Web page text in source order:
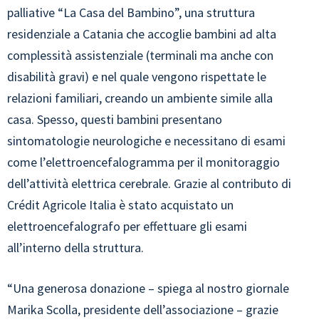
palliative “La Casa del Bambino”, una struttura
residenziale a Catania che accoglie bambini ad alta
complessità assistenziale (terminali ma anche con
disabilità gravi) e nel quale vengono rispettate le
relazioni familiari, creando un ambiente simile alla
casa. Spesso, questi bambini presentano
sintomatologie neurologiche e necessitano di esami
come l’elettroencefalogramma per il monitoraggio
dell’attività elettrica cerebrale. Grazie al contributo di
Crédit Agricole Italia è stato acquistato un
elettroencefalografo per effettuare gli esami
all’interno della struttura.
“Una generosa donazione – spiega al nostro giornale
Marika Scolla, presidente dell’associazione – grazie